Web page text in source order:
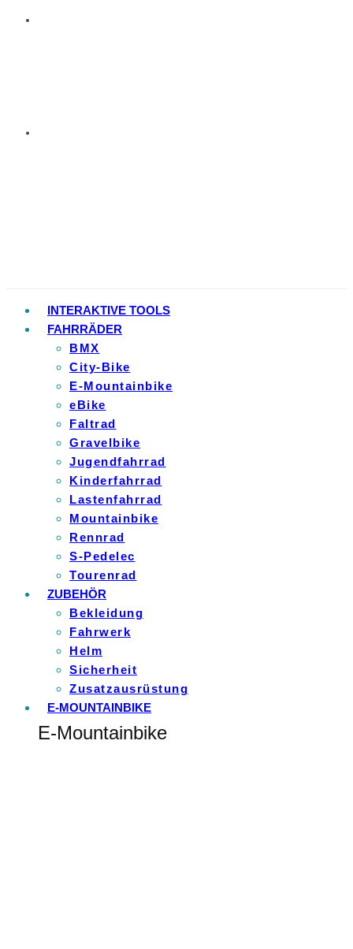
INTERAKTIVE TOOLS
FAHRRÄDER
BMX
City-Bike
E-Mountainbike
eBike
Faltrad
Gravelbike
Jugendfahrrad
Kinderfahrrad
Lastenfahrrad
Mountainbike
Rennrad
S-Pedelec
Tourenrad
ZUBEHÖR
Bekleidung
Fahrwerk
Helm
Sicherheit
Zusatzausrüstung
E-MOUNTAINBIKE
E-Mountainbike